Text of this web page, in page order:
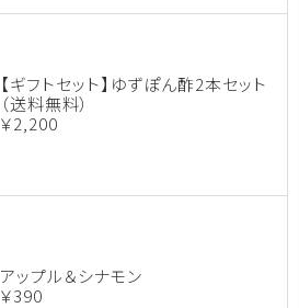
【ギフトセット】ゆずぽん酢2本セット
（送料無料）
￥2,200
アップル＆シナモン
￥390